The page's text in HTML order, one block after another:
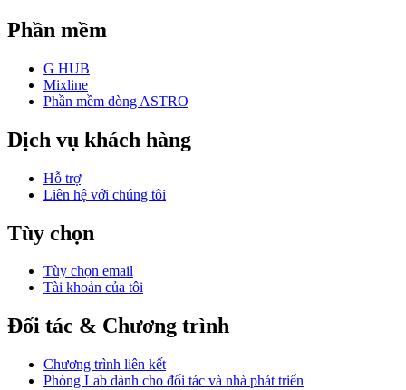
Phần mềm
G HUB
Mixline
Phần mềm dòng ASTRO
Dịch vụ khách hàng
Hỗ trợ
Liên hệ với chúng tôi
Tùy chọn
Tùy chọn email
Tài khoản của tôi
Đối tác & Chương trình
Chương trình liên kết
Phòng Lab dành cho đối tác và nhà phát triển